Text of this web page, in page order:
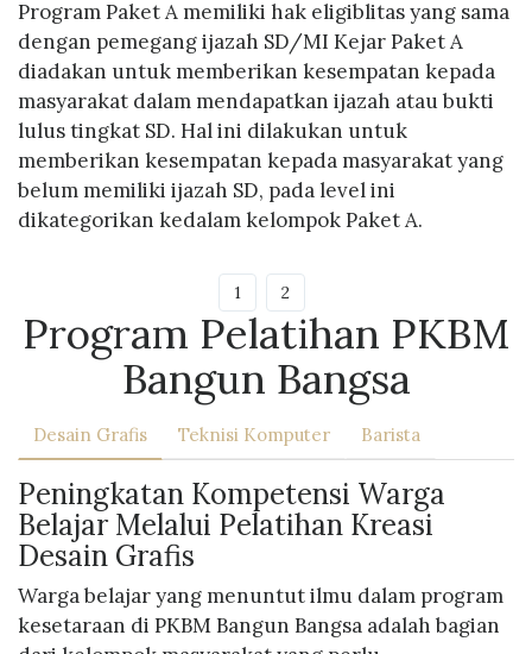
Program Paket A memiliki hak eligiblitas yang sama
dengan pemegang ijazah SD/MI Kejar Paket A
diadakan untuk memberikan kesempatan kepada
masyarakat dalam mendapatkan ijazah atau bukti
lulus tingkat SD. Hal ini dilakukan untuk
memberikan kesempatan kepada masyarakat yang
belum memiliki ijazah SD, pada level ini
dikategorikan kedalam kelompok Paket A.
1 2
Program Pelatihan PKBM
Bangun Bangsa
Desain Grafis Teknisi Komputer Barista
Peningkatan Kompetensi Warga
Belajar Melalui Pelatihan Kreasi
Desain Grafis
Warga belajar yang menuntut ilmu dalam program
kesetaraan di PKBM Bangun Bangsa adalah bagian